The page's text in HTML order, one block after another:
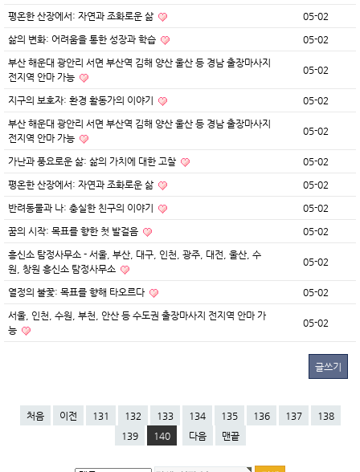
평온한 산장에서: 자연과 조화로운 삶 05-02
삶의 변화: 어려움을 통한 성장과 학습 05-02
부산 해운대 광안리 서면 부산역 김해 양산 울산 등 경남 출장마사지
전지역 안마 가능
05-02
지구의 보호자: 환경 활동가의 이야기 05-02
부산 해운대 광안리 서면 부산역 김해 양산 울산 등 경남 출장마사지
전지역 안마 가능
05-02
가난과 풍요로운 삶: 삶의 가치에 대한 고찰 05-02
평온한 산장에서: 자연과 조화로운 삶 05-02
반려동물과 나: 충실한 친구의 이야기 05-02
꿈의 시작: 목표를 향한 첫 발걸음 05-02
흥신소 탐정사무소 - 서울, 부산, 대구, 인천, 광주, 대전, 울산, 수
원, 창원 흥신소 탐정사무소
05-02
열정의 불꽃: 목표를 향해 타오르다 05-02
서울, 인천, 수원, 부천, 안산 등 수도권 출장마사지 전지역 안마 가
능
05-02
글쓰기
처음 이전 131 132 133 134 135 136 137
138
139
140 다음 맨끝